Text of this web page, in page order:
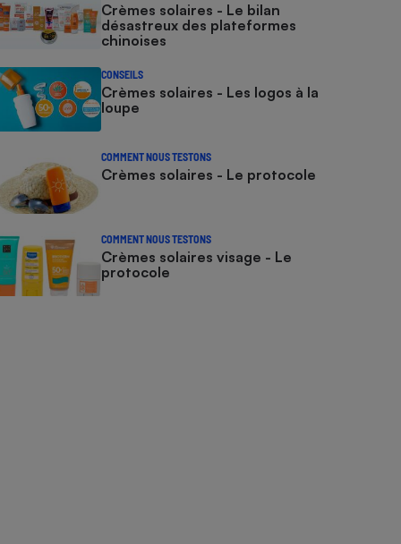
Crèmes solaires - Le bilan
désastreux des plateformes
chinoises
CONSEILS
Crèmes solaires - Les logos à la
loupe
COMMENT NOUS TESTONS
Crèmes solaires - Le protocole
COMMENT NOUS TESTONS
Crèmes solaires visage - Le
protocole